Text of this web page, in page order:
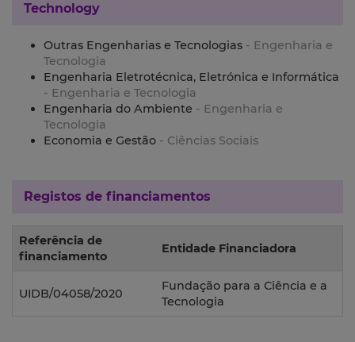
Technology
Outras Engenharias e Tecnologias - Engenharia e
Tecnologia
Engenharia Eletrotécnica, Eletrónica e Informática
- Engenharia e Tecnologia
Engenharia do Ambiente - Engenharia e
Tecnologia
Economia e Gestão - Ciências Sociais
Registos de financiamentos
Referência de
financiamento
Entidade Financiadora
UIDB/04058/2020
Fundação para a Ciência e a
Tecnologia